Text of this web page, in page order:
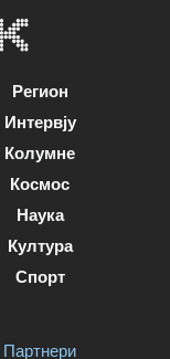
Регион
Интервју
Колумне
Космос
Наука
Култура
Спорт
Партнери